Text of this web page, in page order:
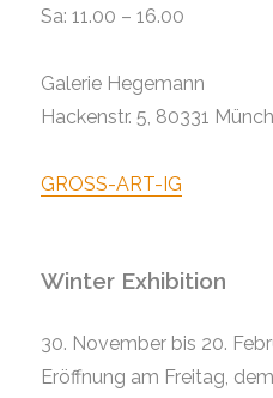
Sa: 11.00 – 16.00
Galerie Hegemann
Hackenstr. 5, 80331
GROSS-ART-IG
Winter Exhibition
30. November bis 20.
Eröffnung am Freitag,